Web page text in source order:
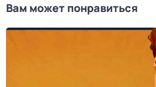
Вам может понравиться